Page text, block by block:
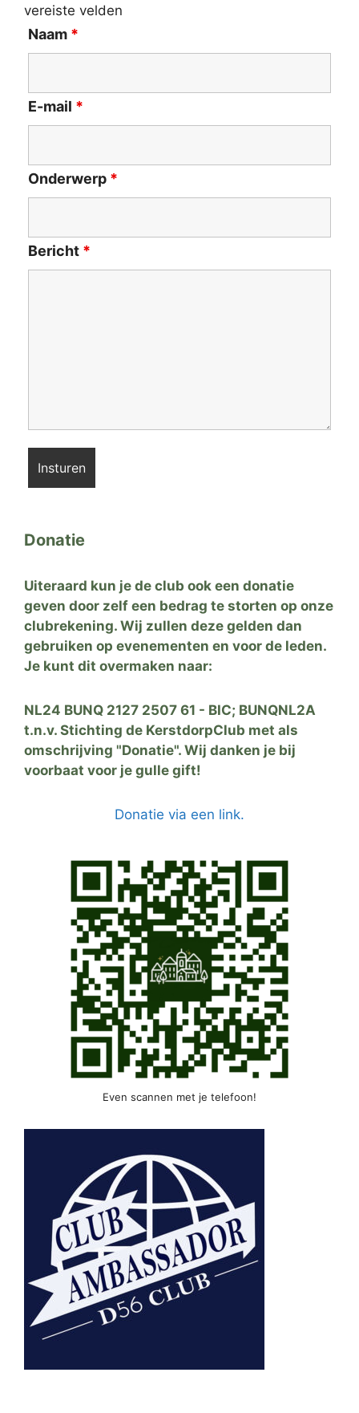
vereiste velden
Naam *
E-mail *
Onderwerp *
Bericht *
Donatie
Uiteraard kun je de club ook een donatie
geven door zelf een bedrag te storten op onze
clubrekening. Wij zullen deze gelden dan
gebruiken op evenementen en voor de leden.
Je kunt dit overmaken naar:
NL24 BUNQ 2127 2507 61 - BIC; BUNQNL2A
t.n.v. Stichting de KerstdorpClub met als
omschrijving "Donatie". Wij danken je bij
voorbaat voor je gulle gift!
Donatie via een link.
Even scannen met je telefoon!